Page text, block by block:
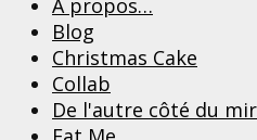
A propos…
Blog
Christmas Cake
Collab
De l'autre côté du